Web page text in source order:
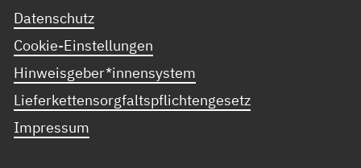
Datenschutz
Cookie-Einstellungen
Hinweisgeber*innensystem
Lieferkettensorgfaltspflichtengesetz
Impressum